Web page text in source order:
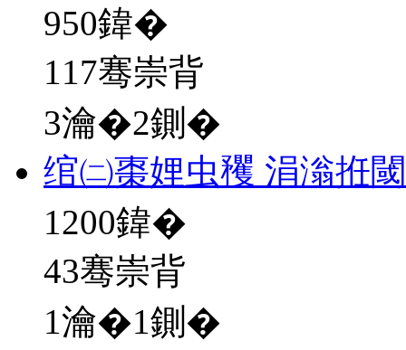
950鍏�
117骞崇背
3瀹�2鍘�
绾㈡棗娌虫矡 涓滃拰
1200鍏�
43骞崇背
1瀹�1鍘�